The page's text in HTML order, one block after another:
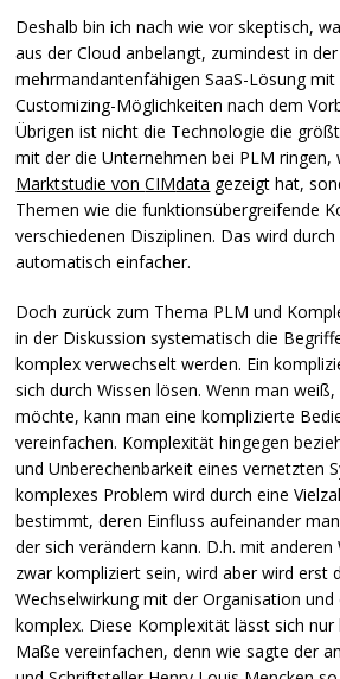
Deshalb bin ich nach wie vor skeptisch,
aus der Cloud anbelangt, zumindest in
mehrmandantenfähigen SaaS-Lösung
Customizing-Möglichkeiten nach dem
Übrigen ist nicht die Technologie die
mit der die Unternehmen bei PLM ringen,
Marktstudie vonCIMdata gezeigt hat,
Themen wie die funktionsübergreifende
verschiedenen Disziplinen. Das wird
automatisch einfacher.
Doch zurück zum Thema PLM und
in der Diskussion systematisch die
komplex verwechselt werden. Ein
sich durch Wissen lösen. Wenn man
möchte, kann man eine komplizierte
vereinfachen. Komplexität hingegen
und Unberechenbarkeit eines vernetzten
komplexes Problem wird durch eine
bestimmt, deren Einfluss aufeinander
der sich verändern kann. D.h. mit anderen
zwar kompliziert sein, wird aber wird erst
Wechselwirkung mit der Organisation und
komplex. Diese Komplexität lässt sich nur
Maße vereinfachen, denn wie sagte der